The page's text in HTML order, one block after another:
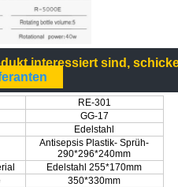
interessiert sind,
RE-301
GG-17
Edelstahl
Antisepsis Plastik- Sprüh-
290*296*240mm
Edelstahl 255*170mm
350*330mm